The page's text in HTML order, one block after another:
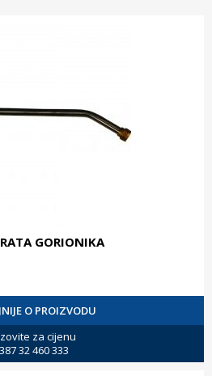
GORIONIKA
O PROIZVODU
za cijenu
32 460 333